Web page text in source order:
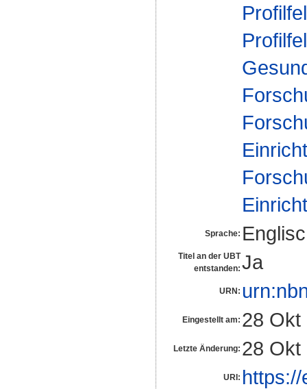
Sprache:
Titel an der UBT
entstanden: Ja
URN:
Eingestellt am: 28 Okt
Letzte Änderung: 28 Okt
URI: